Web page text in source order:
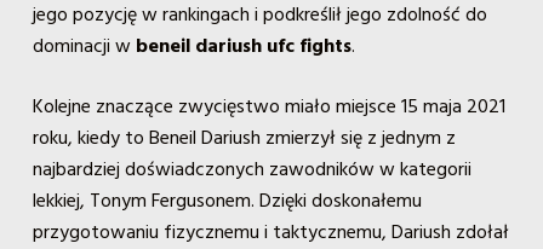
jego pozycję w rankingach i podkreślił jego zdolność do
dominacji w beneil dariush ufc fights.
Kolejne znaczące zwycięstwo miało miejsce 15 maja 2021
roku, kiedy to Beneil Dariush zmierzył się z jednym z
najbardziej doświadczonych zawodników w kategorii
lekkiej, Tonym Fergusonem. Dzięki doskonałemu
przygotowaniu fizycznemu i taktycznemu, Dariush zdołał